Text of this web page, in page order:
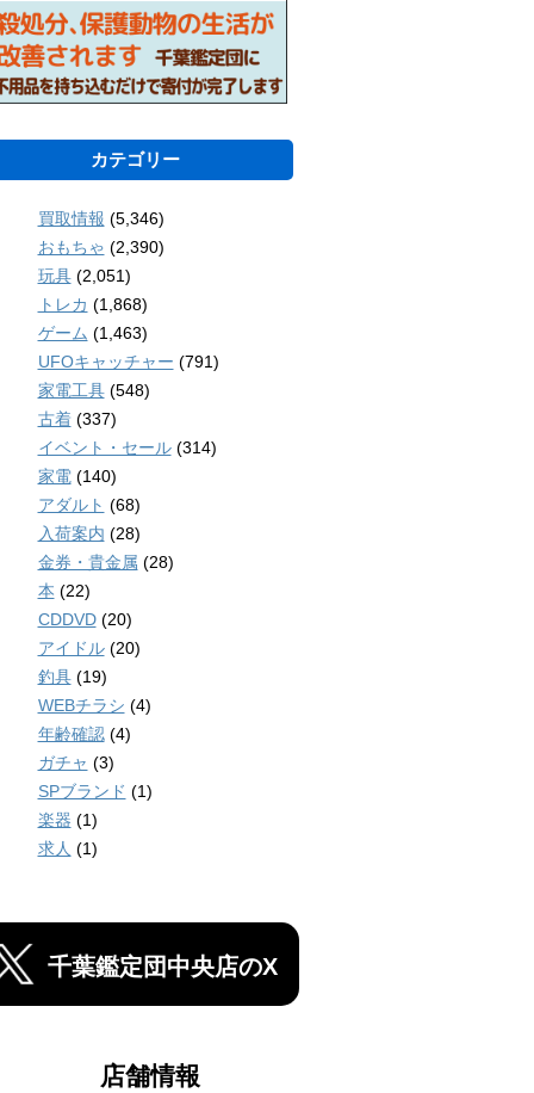
カテゴリー
買取情報 (5,346)
おもちゃ (2,390)
玩具(2,051)
トレカ (1,868)
ゲーム (1,463)
UFOキャッチャー (791)
家電工具(548)
古着(337)
イベント・セール(314)
家電(140)
アダルト (68)
入荷案内 (28)
金券・貴金属 (28)
本 (22)
CDDVD(20)
アイドル(20)
釣具(19)
WEBチラシ (4)
年齢確認(4)
ガチャ (3)
SPブランド (1)
楽器 (1)
求人 (1)
千葉鑑定団中央店のX
店舗情報